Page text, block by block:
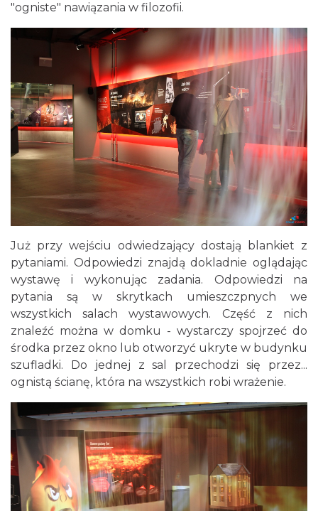
"ogniste" nawiązania w filozofii.
Już przy wejściu odwiedzający dostają blankiet z
pytaniami. Odpowiedzi znajdą dokladnie oglądając
wystawę i wykonując zadania. Odpowiedzi na
pytania są w skrytkach umieszczpnych we
wszystkich salach wystawowych. Część z nich
znaleźć można w domku - wystarczy spojrzeć do
środka przez okno lub otworzyć ukryte w budynku
szufladki. Do jednej z sal przechodzi się przez...
ognistą ścianę, która na wszystkich robi wrażenie.